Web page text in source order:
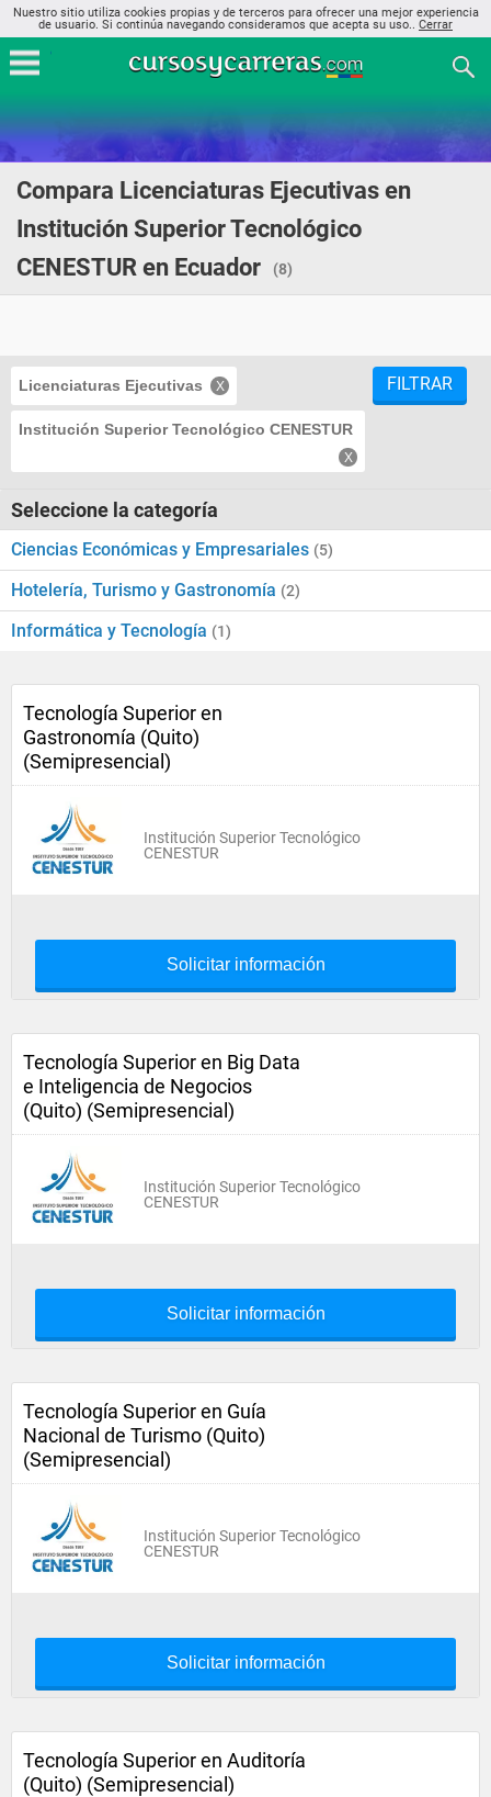
Nuestro sitio utiliza cookies propias y de terceros para ofrecer una mejor experiencia
de usuario. Si continúa navegando consideramos que acepta su uso.. Cerrar
Compara Licenciaturas Ejecutivas en
Institución Superior Tecnológico
CENESTUR en Ecuador
(8)
Licenciaturas Ejecutivas
Institución Superior Tecnológico CENESTUR
FILTRAR
Seleccione la categoría
Ciencias Económicas y Empresariales (5)
Hotelería, Turismo y Gastronomía (2)
Informática y Tecnología (1)
Tecnología Superior en
Gastronomía (Quito)
(Semipresencial)
Institución Superior Tecnológico
CENESTUR
Solicitar información
Tecnología Superior en Big Data
e Inteligencia de Negocios
(Quito) (Semipresencial)
Institución Superior Tecnológico
CENESTUR
Solicitar información
Tecnología Superior en Guía
Nacional de Turismo (Quito)
(Semipresencial)
Institución Superior Tecnológico
CENESTUR
Solicitar información
Tecnología Superior en Auditoría
(Quito) (Semipresencial)